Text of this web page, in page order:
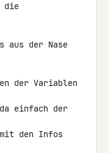
die
aus der Nase
der Variablen
einfach der
den Infos